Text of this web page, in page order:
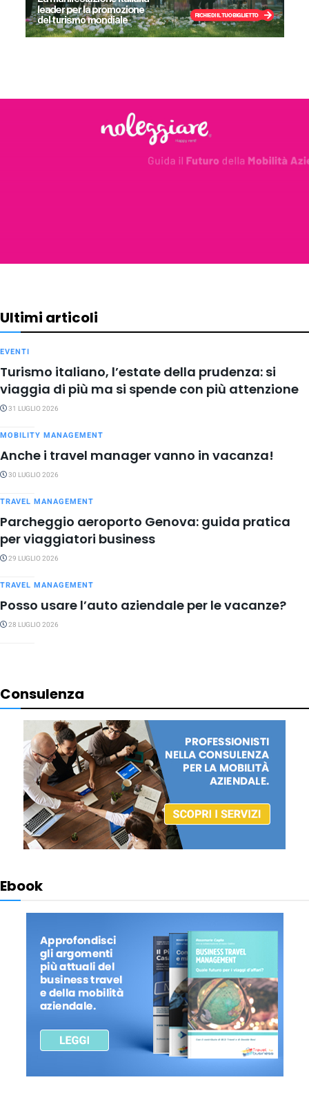
Ultimi articoli
EVENTI
Turismo italiano, l’estate della prudenza: si
viaggia di più ma si spende con più attenzione
31 LUGLIO 2026
MOBILITY MANAGEMENT
Anche i travel manager vanno in vacanza!
30 LUGLIO 2026
TRAVEL MANAGEMENT
Parcheggio aeroporto Genova: guida pratica
per viaggiatori business
29 LUGLIO 2026
TRAVEL MANAGEMENT
Posso usare l’auto aziendale per le vacanze?
28 LUGLIO 2026
Consulenza
Ebook